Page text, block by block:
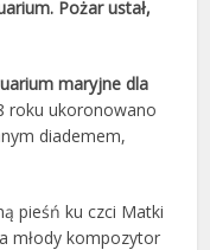
Pożar ustał,
maryjne dla
roku ukoronowano
diademem,
pieśń ku czci Matki
młody kompozytor